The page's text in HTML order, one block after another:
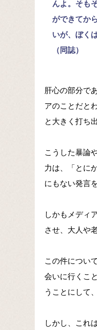
んよ。そも
ができてか
いが、ぼく
（同誌）
肝心の部分で
アのことだと
と大きく打ち
こうした暴論
力は、「とに
にもない発言
しかもメディ
させ、大人や
この件につい
会いに行くこ
うことにして
しかし、これ